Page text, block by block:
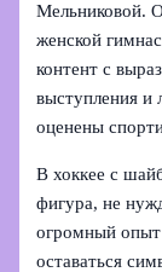
Мельниковой.
женской
контент с
выступления и
оценены
В хоккее с
фигура, не
огромный опыт
оставаться